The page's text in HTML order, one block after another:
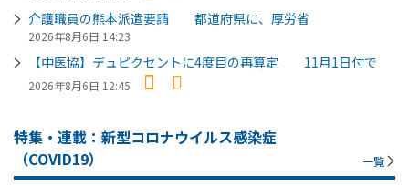
介護職員の熊本派遣要請 都道府県に、厚労省
2026年8月6日 14:23
【中医協】デュピクセントに4度目の再算定 11月1日付で
2026年8月6日 12:45
特集・連載：新型コロナウイルス感染症
（COVID19）
一覧